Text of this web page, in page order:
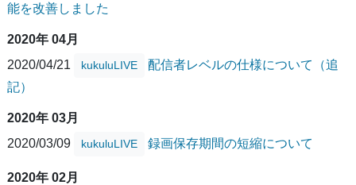
能を改善しました
2020年 04月
2020/04/21
kukuluLIVE
配信者レベルの仕様について（追
記）
2020年 03月
2020/03/09
kukuluLIVE 録画保存期間の短縮について
2020年 02月